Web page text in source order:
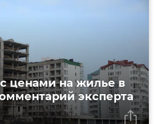
ценами на жилье в
эксперта